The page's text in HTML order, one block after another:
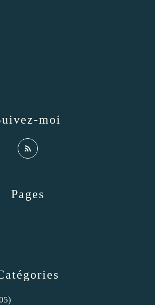
Pages
moi